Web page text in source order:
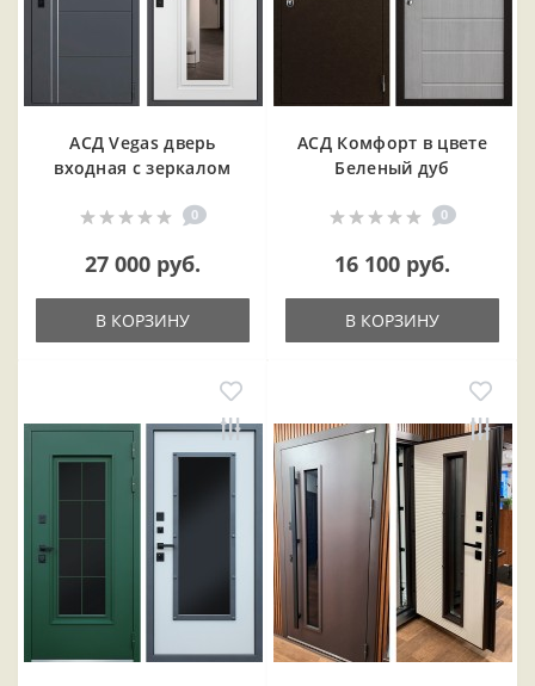
АСД Vegas дверь
входная с зеркалом
0
27 000 руб.
В КОРЗИНУ
АСД Комфорт в цвете
Беленый дуб
0
16 100 руб.
В КОРЗИНУ